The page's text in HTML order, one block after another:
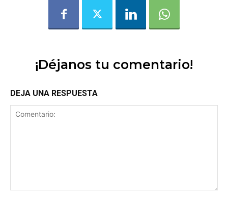
¡Déjanos tu comentario!
DEJA UNA RESPUESTA